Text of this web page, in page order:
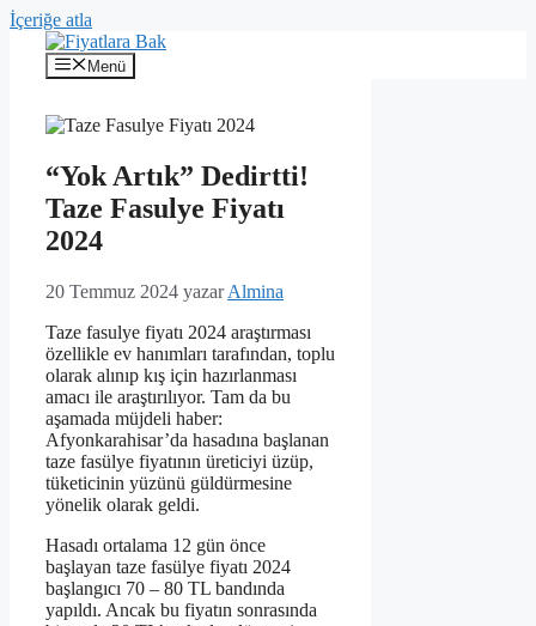
İçeriğe atla
Menü
“Yok Artık” Dedirtti!
Taze Fasulye Fiyatı
2024
20 Temmuz 2024 yazarAlmina
Taze fasulye fiyatı 2024 araştırması
özellikle ev hanımları tarafından, toplu
olarak alınıp kış için hazırlanması
amacı ile araştırılıyor. Tam da bu
aşamada müjdeli haber:
Afyonkarahisar’da hasadına başlanan
taze fasülye fiyatının üreticiyi üzüp,
tüketicinin yüzünü güldürmesine
yönelik olarak geldi.
Hasadı ortalama 12 gün önce
başlayan taze fasülye fiyatı 2024
başlangıcı 70 – 80 TL bandında
yapıldı. Ancak bu fiyatın sonrasında